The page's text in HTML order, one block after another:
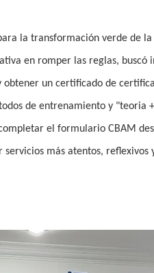
la transformación verde de
en romper las reglas, buscó
un certificado de
de entrenamiento y "teoria
el formulario CBAM
más atentos, reflexivos